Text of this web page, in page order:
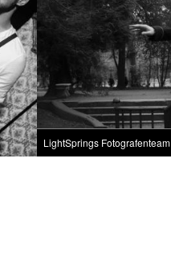
LightSprings Fotografenteam